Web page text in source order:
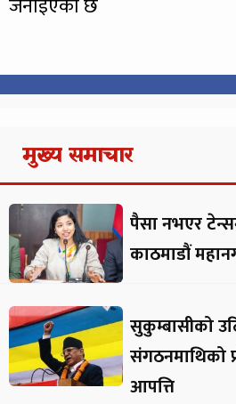
जनाईएको छ
मुख्य समाचार
पैसा नभएर
काठमाडौं
सुकुम्बासीको
संगठनमाथिको
आपत्ति